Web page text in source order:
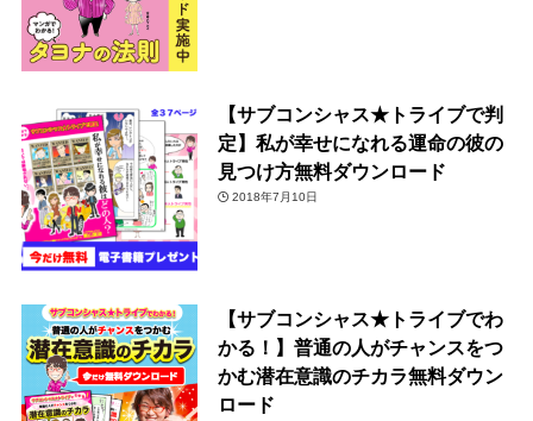
【サブコンシャス★トライブで判
定】私が幸せになれる運命の彼の
見つけ方無料ダウンロード
2018年7月10日
【サブコンシャス★トライブでわ
かる！】普通の人がチャンスをつ
かむ潜在意識のチカラ無料ダウン
ロード